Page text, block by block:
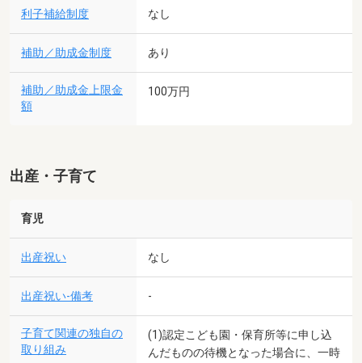
利子補給制度 なし
補助／助成金制度 あり
補助／助成金上限金
額
100万円
出産・子育て
育児
出産祝い なし
出産祝い-備考 -
子育て関連の独自の
取り組み
(1)認定こども園・保育所等に申し込
んだものの待機となった場合に、一時